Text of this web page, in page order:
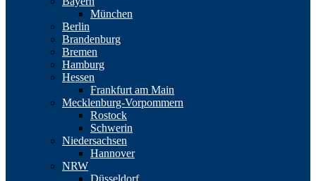
München
Berlin
Brandenburg
Bremen
Hamburg
Hessen
Frankfurt am Main
Mecklenburg-Vorpommern
Rostock
Schwerin
Niedersachsen
Hannover
NRW
Düsseldorf